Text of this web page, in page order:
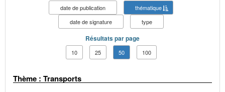
date de publication
thématique
date de signature
type
Résultats par page
10 25 50 100
Thème : Transports